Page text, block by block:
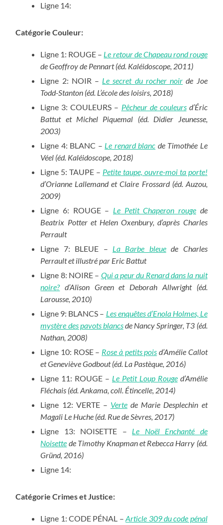
Ligne 14:
Catégorie Couleur:
Ligne 1: ROUGE – Le retour de Chapeau rond rouge
de Geoffroy de Pennart (éd. Kaléidoscope, 2011)
Ligne 2: NOIR – Le secret du rocher noir de Joe
Todd-Stanton (éd. L’école des loisirs, 2018)
Ligne 3: COULEURS – Pêcheur de couleursd’Éric
Battut et Michel Piquemal (éd. Didier Jeunesse,
2003)
Ligne 4: BLANC – Le renard blanc de Timothée Le
Véel (éd. Kaléidoscope, 2018)
Ligne 5: TAUPE – Petite taupe, ouvre-moi ta porte!
d’Orianne Lallemand et Claire Frossard (éd. Auzou,
2009)
Ligne 6: ROUGE – Le Petit Chaperon rougede
Beatrix Potter et Helen Oxenbury, d’après Charles
Perrault
Ligne 7: BLEUE – La Barbe bleuede Charles
Perrault et illustré par Eric Battut
Ligne 8: NOIRE – Qui a peur du Renard dans la nuit
noire?d’Alison Green et Deborah Allwright (éd.
Larousse, 2010)
Ligne 9: BLANCS – Les enquêtes d’Enola Holmes, Le
mystère des pavots blancsde Nancy Springer, T3 (éd.
Nathan, 2008)
Ligne 10: ROSE – Rose à petits pois d’Amélie Callot
et Geneviève Godbout (éd. La Pastèque, 2016)
Ligne 11: ROUGE – Le Petit Loup Rouged’Amélie
Fléchais (éd. Ankama, coll. Étincelle, 2014)
Ligne 12: VERTE – Verte de Marie Desplechin et
Magali Le Huche (éd. Rue de Sèvres, 2017)
Ligne 13: NOISETTE – Le Noël Enchanté de
Noisette de Timothy Knapman et Rebecca Harry (éd.
Gründ, 2016)
Ligne 14:
Catégorie Crimes et Justice:
Ligne 1: CODE PÉNAL –Article 309 du code pénal